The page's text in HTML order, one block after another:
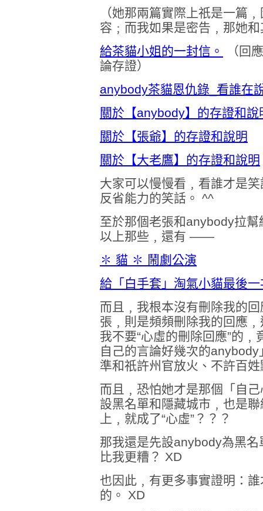
（她那兩篇實際上祇是一篇
容﹔而我如果是密告﹐那她
給茶貓小姐的一封信。
（回
論存證）
anybody茶貓恩仇錄_看誰在
關於【anybody】的存證和說
關於【張爺】的存證和說明
關於【大老鷹】的存證和說明
大家可以慢慢看﹐看誰才是
反省能力的笑話。 ^^
至於那個老張和anybody拉
以上那些﹐還有 ——
✽ 貓 ✽ 鬧劇公演
給「白手套」淘氣小貓最後
而且﹐我根本沒有刪除我的
張﹐則是頻頻刪除我的回應
我不要“心虛的刪除回應”的
自己的言論好幾次的
準和祇許州官放火、不許百
而且﹐恐怕她才是那個「自
設黑名單和隱藏城市﹐也是
上﹐就成了“心虛”？？？
那我還是先設anybody為黑
比我更糟？ XD
也因此﹐有更多事實證明：
的。 XD